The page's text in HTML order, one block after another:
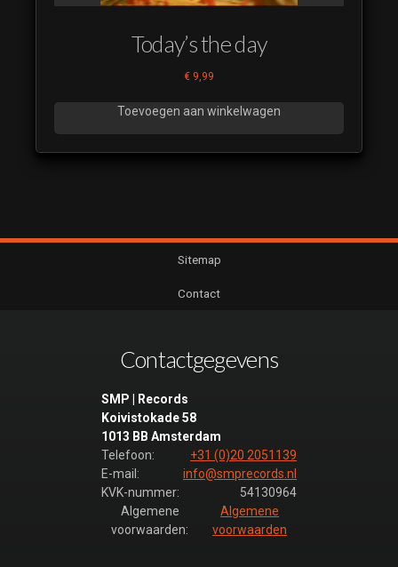
Today’s the day
€ 9,99
Toevoegen aan winkelwagen
Sitemap
Contact
Contactgegevens
SMP | Records
Koivistokade 58
1013 BB Amsterdam
Telefoon:
+31 (0)20 2051139
E-mail:
info@smprecords.nl
KVK-nummer:
54130964
Algemene
voorwaarden:
Algemene
voorwaarden